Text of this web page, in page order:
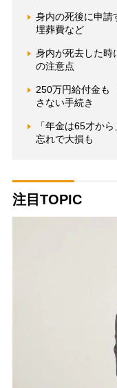
身内の死後に申請
埋葬費など
身内が死去した時
の注意点
250万円給付金も
さない手続き
「年金は65才か
忘れで大損も
注目TOPIC